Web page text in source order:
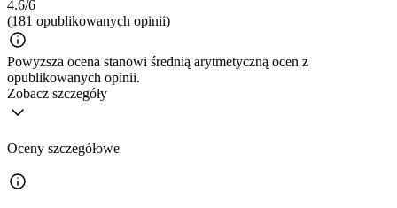
4.6/6
(181 opublikowanych opinii)
Powyższa ocena stanowi średnią arytmetyczną ocen z
opublikowanych opinii.
Zobacz szczegóły
Oceny szczegółowe